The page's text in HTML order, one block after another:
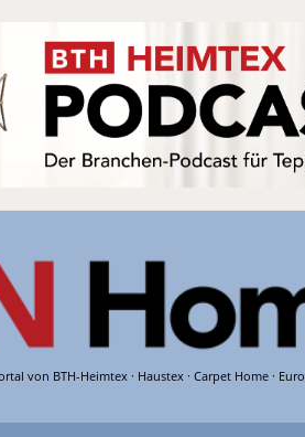
von BTH-Heimtex · Haustex · Carpet Home ·